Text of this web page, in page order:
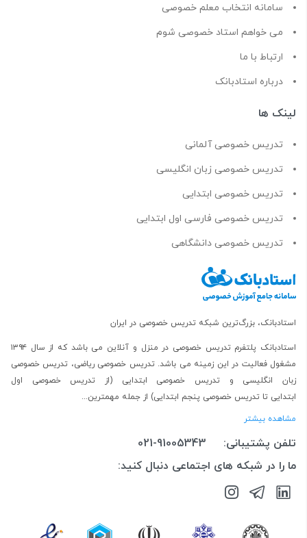
سامانه انتخاب معلم خصوصی
می خواهم استاد خصوصی شوم
ارتباط با ما
درباره استادبانک
لینک ها
تدریس خصوصی آلمانی
تدریس خصوصی زبان انگلیسی
تدریس خصوصی ابتدایی
تدریس خصوصی فارسی اول ابتدایی
تدریس خصوصی دانشگاهی
استادبانک، بزرگ‌ترین شبکه تدریس خصوصی در ایران
استادبانک پلتفرم تدریس خصوصی در منزل و آنلاین
می باشد که از سال ۱۳۹۴
مشغول فعالیت در این زمینه می باشد.تدریس خصوصی ریاضی، تدریس خصوصی
زبان انگلیسی و تدریس خصوصی ابتدایی (از
تدریس خصوصی اول
ابتدایی تا تدریس خصوصی پنجم ابتدایی) از جمله مهمترین...
مشاهده بیشتر
تلفن پشتیبانی:
021-91005343
ما را در شبکه های اجتماعی دنبال کنید: